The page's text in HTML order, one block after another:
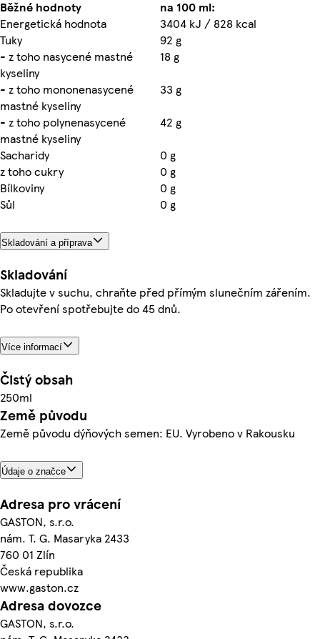
Běžné hodnoty
na 100 ml:
Energetická hodnota
3404 kJ / 828 kcal
Tuky
92 g
- z toho nasycené mastné
kyseliny
18 g
- z toho mononenasycené
mastné kyseliny
33 g
- z toho polynenasycené
mastné kyseliny
42 g
Sacharidy
0 g
z toho cukry
0 g
Bílkoviny
0 g
Sůl
0 g
Skladování a příprava
Skladování
Skladujte v suchu, chraňte před přímým slunečním zářením.
Po otevření spotřebujte do 45 dnů.
Více informací
Čistý obsah
250ml
Země původu
Země původu dýňových semen: EU. Vyrobeno v Rakousku
Údaje o značce
Adresa pro vrácení
GASTON, s.r.o.
nám. T. G. Masaryka 2433
760 01 Zlín
Česká republika
www.gaston.cz
Adresa dovozce
GASTON, s.r.o.